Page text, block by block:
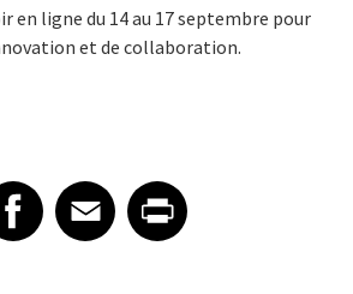
en ligne du 14 au 17 septembre pour
et de collaboration.
article on Facebook
Facebook
Share article on Email
EmailShare article on Print